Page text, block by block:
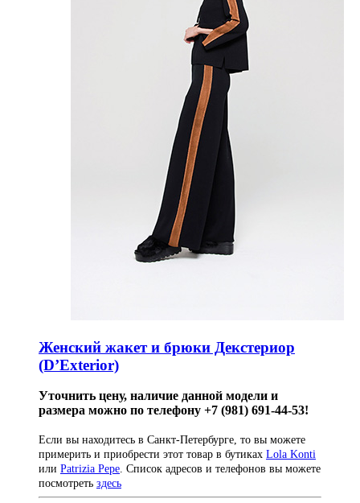
Женский жакет и брюки Декстериор
(D’Exterior)
Уточнить цену, наличие данной модели и
размера можно по телефону +7 (981) 691-44-53!
Если вы находитесь в Санкт-Петербурге, то вы можете
примерить и приобрести этот товар в бутиках Lola Konti
или Patrizia Pepe. Список адресов и телефонов вы можете
посмотреть здесь